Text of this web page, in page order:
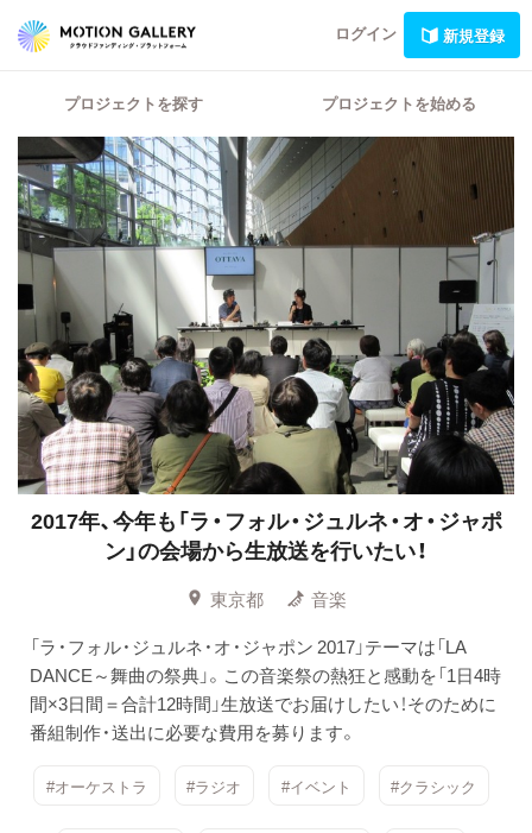
ログイン 新規登録
プロジェクトを探す プロジェクトを始める
2017年、今年も「ラ・フォル・ジュルネ・オ・ジャポ
ン」の会場から生放送を行いたい！
東京都
音楽
「ラ・フォル・ジュルネ・オ・ジャポン 2017」テーマは「LA
DANCE～舞曲の祭典」。この音楽祭の熱狂と感動を「1日4時
間×3日間＝合計12時間」生放送でお届けしたい！そのために
番組制作・送出に必要な費用を募ります。
#オーケストラ #ラジオ #イベント #クラシック